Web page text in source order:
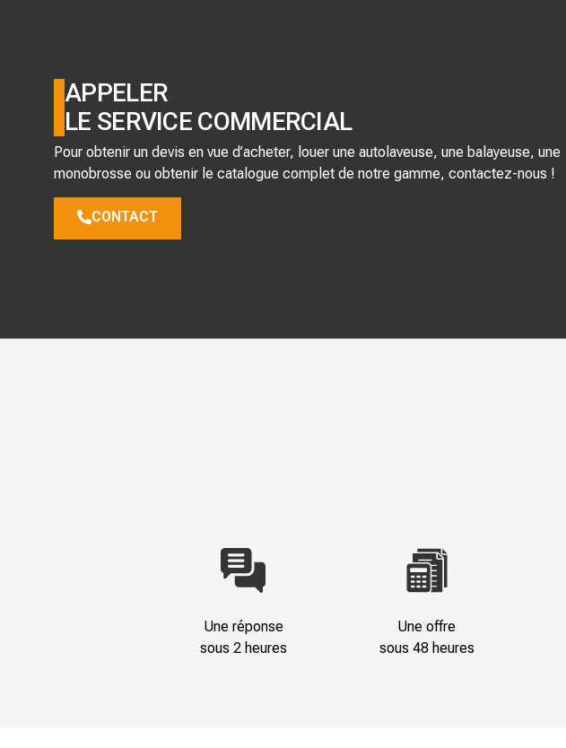
APPELER
LE SERVICE COMMERCIAL
Pour obtenir un devis en vue d’acheter, louer une autolaveuse, une balayeuse, une
monobrosse ou obtenir le catalogue complet de notre gamme, contactez-nous !
CONTACT
Une réponse
sous 2 heures
Une offre
sous 48 heures